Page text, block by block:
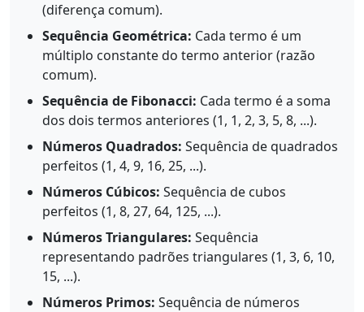
(diferença comum).
Sequência Geométrica: Cada termo é um
múltiplo constante do termo anterior (razão
comum).
Sequência de Fibonacci: Cada termo é a soma
dos dois termos anteriores (1, 1, 2, 3, 5, 8, ...).
Números Quadrados: Sequência de quadrados
perfeitos (1, 4, 9, 16, 25, ...).
Números Cúbicos: Sequência de cubos
perfeitos (1, 8, 27, 64, 125, ...).
Números Triangulares: Sequência
representando padrões triangulares (1, 3, 6, 10,
15, ...).
Números Primos: Sequência de números